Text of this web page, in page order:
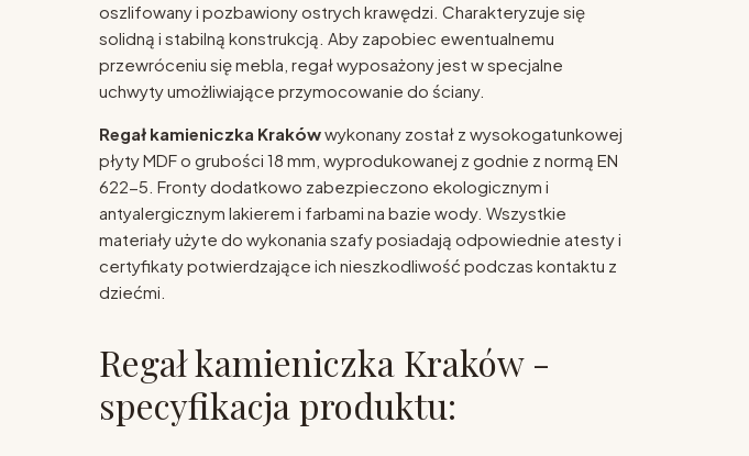
oszlifowany i pozbawiony ostrych krawędzi. Charakteryzuje się
solidną i stabilną konstrukcją. Aby zapobiec ewentualnemu
przewróceniu się mebla, regał wyposażony jest w specjalne
uchwyty umożliwiające przymocowanie do ściany.
Regał kamieniczka Krakówwykonany został z wysokogatunkowej
płyty MDF o grubości 18 mm, wyprodukowanej z godnie z normą EN
622-5. Fronty dodatkowo zabezpieczono ekologicznym i
antyalergicznym lakierem i farbami na bazie wody. Wszystkie
materiały użyte do wykonania szafy posiadają odpowiednie atesty i
certyfikaty potwierdzające ich nieszkodliwość podczas kontaktu z
dziećmi.
Regał kamieniczka Kraków -
specyfikacja produktu: